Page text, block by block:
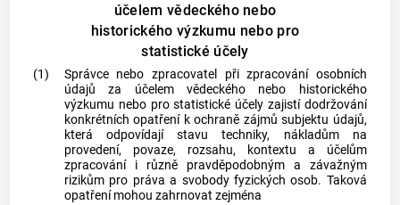
účelem vědeckého nebo
historického výzkumu nebo pro
statistické účely
(1)
Správce nebo zpracovatel při zpracování osobních
údajů za účelem vědeckého nebo historického
výzkumu nebo pro statistické účely zajistí dodržování
konkrétních opatření k ochraně zájmůsubjektu údajů,
která odpovídají stavu techniky, nákladům na
provedení, povaze, rozsahu, kontextu a účelům
zpracování i různě pravděpodobným a závažným
rizikům pro práva a svobody fyzických osob. Taková
opatření mohou zahrnovat zejména